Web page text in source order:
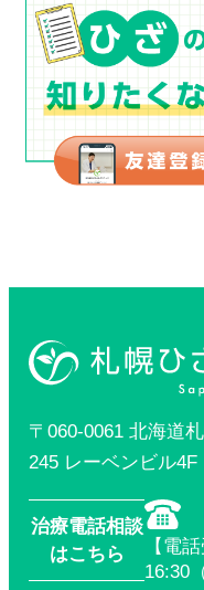
〒060-0061 北海道
245 レーベンビル4F
治療電話相談
はこちら
【電
16:30